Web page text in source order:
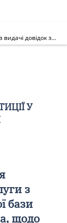
Стандарт надання адміністративної послуги з видачі довідок з Єдиної бази даних про підприємства, щодо яких порушено провадження у справі про банкрутство по Київській області
У
з
бази
щодо